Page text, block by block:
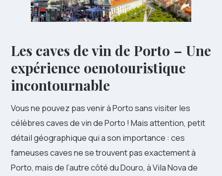
Les caves de vin de Porto – Une
expérience oenotouristique
incontournable
Vous ne pouvez pas venir à Porto sans visiter les
célèbres caves de vin de Porto ! Mais attention, petit
détail géographique qui a son importance : ces
fameuses caves ne se trouvent pas exactement à
Porto, mais de l’autre côté du Douro, à Vila Nova de